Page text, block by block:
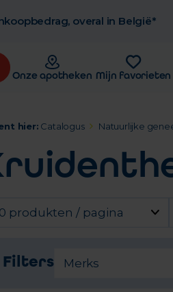
overal in België*
Onze apotheken Mijn favorieten
hier: Catalogus Natuurlijke
produkten / pagina
Filters Merks